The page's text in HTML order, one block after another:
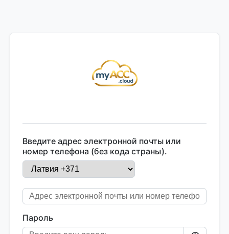
Введите адрес электронной почты или
номер телефона (без кода страны).
Пароль